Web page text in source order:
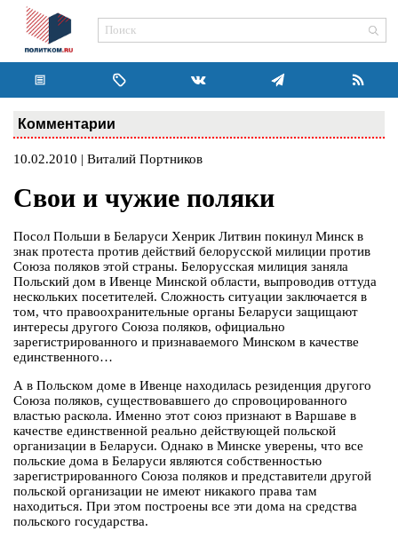
Комментарии
10.02.2010 | Виталий Портников
Свои и чужие поляки
Посол Польши в Беларуси Хенрик Литвин покинул Минск в
знак протеста против действий белорусской милиции против
Союза поляков этой страны. Белорусская милиция заняла
Польский дом в Ивенце Минской области, выпроводив оттуда
нескольких посетителей. Сложность ситуации заключается в
том, что правоохранительные органы Беларуси защищают
интересы другого Союза поляков, официально
зарегистрированного и признаваемого Минском в качестве
единственного…
А в Польском доме в Ивенце находилась резиденция другого
Союза поляков, существовавшего до спровоцированного
властью раскола. Именно этот союз признают в Варшаве в
качестве единственной реально действующей польской
организации в Беларуси. Однако в Минске уверены, что все
польские дома в Беларуси являются собственностью
зарегистрированного Союза поляков и представители другой
польской организации не имеют никакого права там
находиться. При этом построены все эти дома на средства
польского государства.